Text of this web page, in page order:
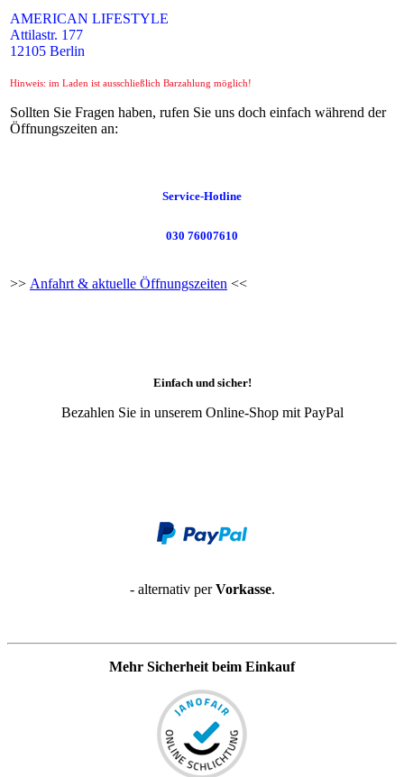
AMERICAN LIFESTYLE
Attilastr. 177
12105 Berlin
Hinweis: im Laden ist ausschließlich Barzahlung möglich!
Sollten Sie Fragen haben, rufen Sie uns doch einfach während der
Öffnungszeiten an:
Service-Hotline
030 76007610
>> Anfahrt & aktuelle Öffnungszeiten <<
Einfach und sicher!
Bezahlen Sie in unserem Online-Shop mit PayPal
- alternativ perVorkasse.
Mehr Sicherheit beim Einkauf